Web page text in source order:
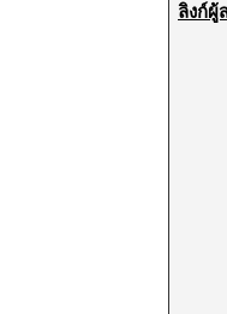
ลิงก์ผู้